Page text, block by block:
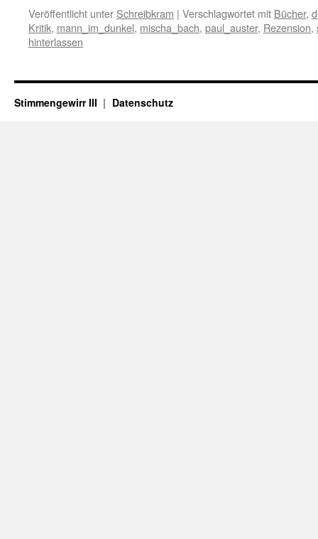
Veröffentlicht unter Schreibkram | Verschlagwortet mit Bücher,
Kritik, mann_im_dunkel, mischa_bach, paul_auster, Rezension,
hinterlassen
Stimmengewirr III Datenschutz